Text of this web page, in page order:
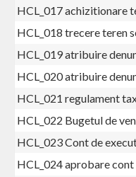
HCL_017 achizitionare
HCL_018 trecere teren
HCL_019 atribuire
HCL_020 atribuire
HCL_021 regulament
HCL_022 Bugetul de
HCL_023 Cont de
HCL_024 aprobare